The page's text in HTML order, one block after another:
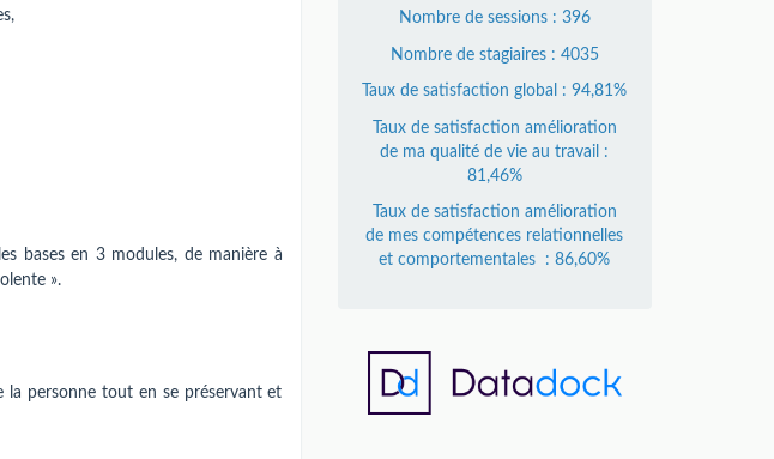
bases en 3 modules, de manière à
».
personne tout en se préservant et
Nombre de sessions : 396
Nombre de stagiaires : 4035
Taux de satisfaction global : 94,81%
Taux de satisfaction amélioration
de ma qualité de vie au travail :
81,46%
Taux de satisfaction amélioration
de mes compétences relationnelles
et comportementales : 86,60%